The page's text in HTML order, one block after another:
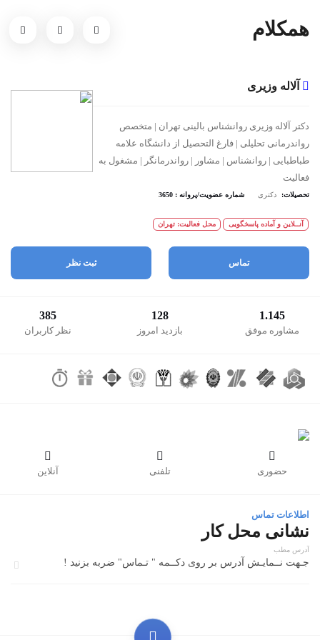
همکلام
آلاله وزیری
دکتر آلاله وزیری روانشناس بالینی تهران | متخصص
رواندرمانی تحلیلی | فارغ التحصیل از دانشگاه علامه
طباطبایی | روانشناس | مشاور | رواندرمانگر | مشغول به
فعالیت
تحصیلات: دکتری شماره عضویت/پروانه : 3650
آنــلاین و آماده پاسخگویی محل فعالیت: تهران
تماس ثبت نظر
1.145
مشاوره موفق
128
بازدید امروز
385
نظر کاربران

حضوری

تلفنی

آنلاین
اطلاعات تماس
نشانی محل کار
آدرس مطب
جـهت نــمایـش آدرس بر روی دکــمه " تـماس" ضربه بزنید !